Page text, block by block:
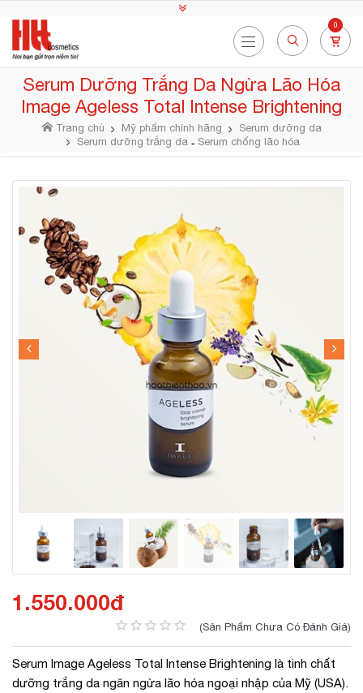
0
Serum Dưỡng Trắng Da Ngừa Lão Hóa
Image Ageless Total Intense Brightening
Trang chủ Mỹ phẩm chính hãng
Serum dưỡng da
Serum dưỡng trắng da
Serum chống lão hóa
1.550.000đ
(Sản Phẩm Chưa Có Đánh Giá)
Serum Image Ageless Total Intense Brightening là tinh chất
dưỡng trắng da ngăn ngừa lão hóa ngoại nhập của Mỹ (USA).